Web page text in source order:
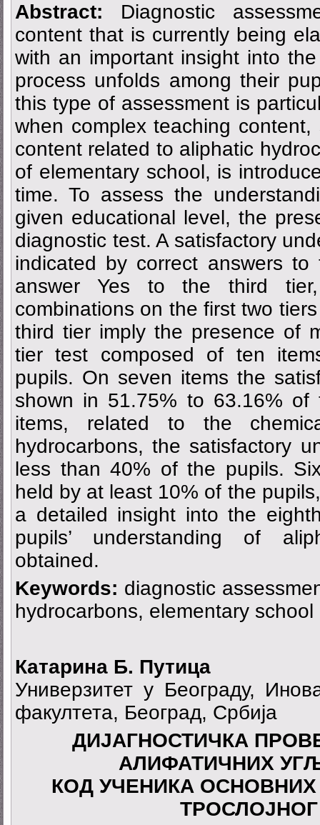
Abstract: Diagnostic
content that is currently being
with an important insight into
process unfolds among their
this type of assessment is
when complex teaching
content related to aliphatic
of elementary school, is
time. To assess the
given educational level, the
diagnostic test. A satisfactory
indicated by correct answers
answer Yes to the third
combinations on the first two
third tier imply the presence of
tier test composed of ten
pupils. On seven items the
shown in 51.75% to 63.16%
items, related to the
hydrocarbons, the satisfactory
less than 40% of the pupils.
held by at least 10% of the
a detailed insight into the
pupils’ understanding of
obtained.
Keywords: diagnostic
hydrocarbons, elementary school
Катарина Б. Путица
Универзитет у Београду,
факултета, Београд, Србија
ДИЈАГНОСТИЧКА
АЛИФАТИЧНИХ
КОД УЧЕНИКА